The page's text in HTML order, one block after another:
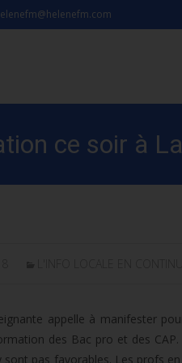
ce soir à
appelle à manifester
des Bac pro et des
sont pas favorables. Les profs